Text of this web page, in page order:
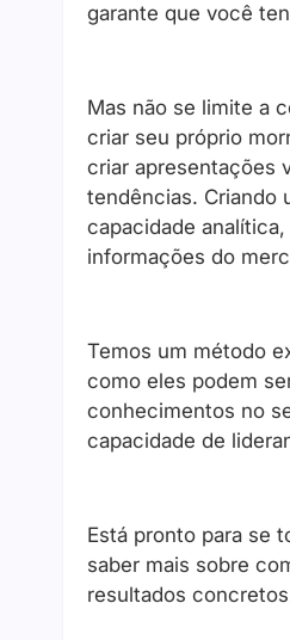
garante que você
Mas não se limite a
criar seu próprio
criar apresentações
tendências. Criando
capacidade
informações do
Temos um método
como eles podem
conhecimentos no
capacidade de
Está pronto para se
saber mais sobre
resultados